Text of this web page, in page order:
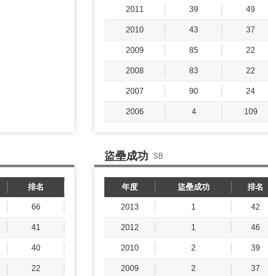
2011 39 49
2010 43 37
2009 85 22
2008 83 22
2007 90 24
2006 4 109
排名
66
41
40
22
盜壘成功 SB
年度 盜壘成功 排名
2013 1 42
2012 1 46
2010 2 39
2009 2 37